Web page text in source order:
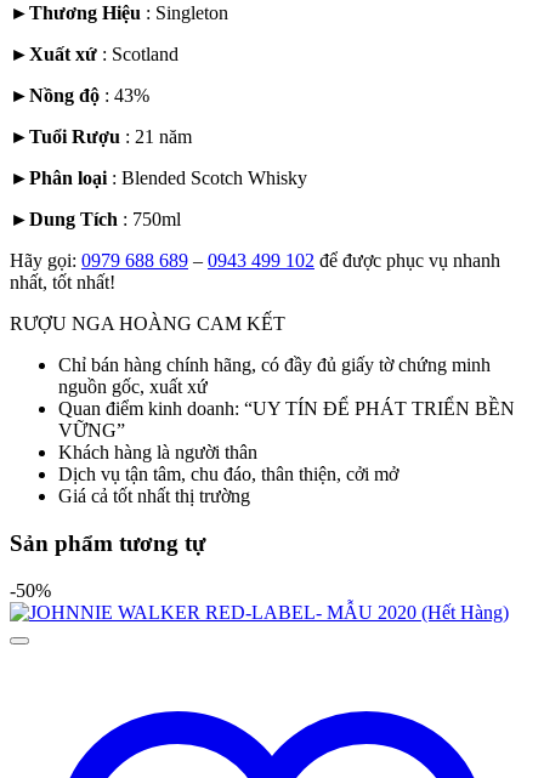
►Thương Hiệu : Singleton
►Xuất xứ : Scotland
►Nồng độ : 43%
►Tuổi Rượu : 21 năm
►Phân loại : Blended Scotch Whisky
►Dung Tích : 750ml
Hãy gọi: 0979 688 689 – 0943 499 102 để được phục vụ nhanh
nhất, tốt nhất!
RƯỢU NGA HOÀNG CAM KẾT
Chỉ bán hàng chính hãng, có đầy đủ giấy tờ chứng minh
nguồn gốc, xuất xứ
Quan điểm kinh doanh: “UY TÍN ĐỂ PHÁT TRIỂN BỀN
VỮNG”
Khách hàng là người thân
Dịch vụ tận tâm, chu đáo, thân thiện, cởi mở
Giá cả tốt nhất thị trường
Sản phẩm tương tự
-50%